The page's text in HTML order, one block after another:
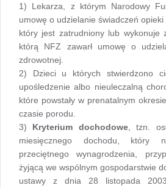
1) Lekarza, z którym Narodowy
umowę o udzielanie świadczeń
który jest zatrudniony lub wykonuje
którą NFZ zawarł umowę o
zdrowotnej.
2) Dzieci u których stwierdzono
upośledzenie albo nieuleczalną
które powstały w prenatalnym
czasie porodu.
3) Kryterium dochodowe, tzn.
miesięcznego dochodu, który
przeciętnego wynagrodzenia,
żyjącą we wspólnym gospodarstwie
ustawy z dnia 28 listopada